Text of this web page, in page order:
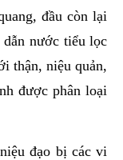
đầu còn lại
nước tiểu lọc
thận, niệu quản,
được phân loại
đạo bị các vi